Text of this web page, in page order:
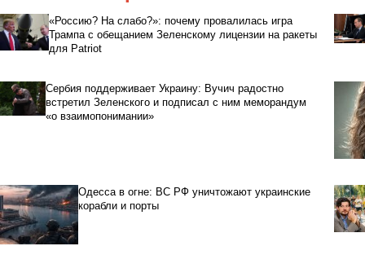
«Россию? На слабо?»: почему провалилась игра
Трампа с обещанием Зеленскому лицензии на ракеты
для Patriot
Сербия поддерживает Украину: Вучич радостно
встретил Зеленского и подписал с ним меморандум
«о взаимопонимании»
Одесса в огне: ВС РФ уничтожают украинские
корабли и порты